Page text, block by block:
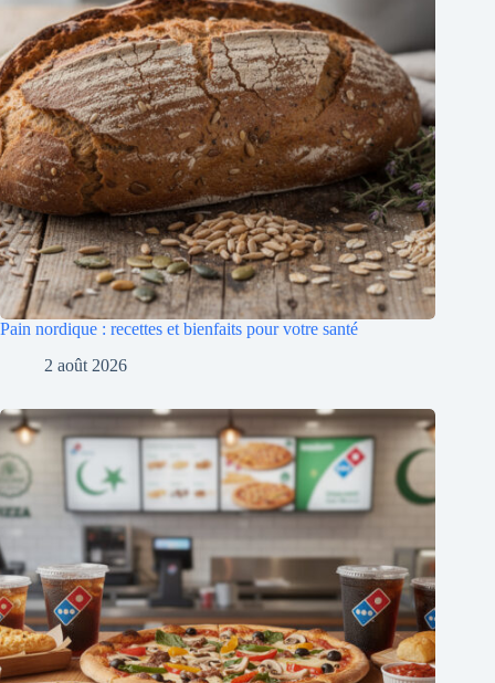
Pain nordique : recettes et bienfaits pour votre santé
2 août 2026